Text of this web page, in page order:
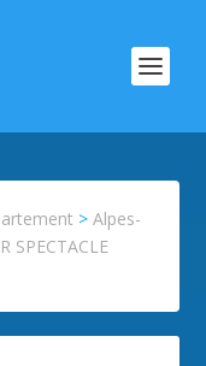
>Alpes-
SPECTACLE